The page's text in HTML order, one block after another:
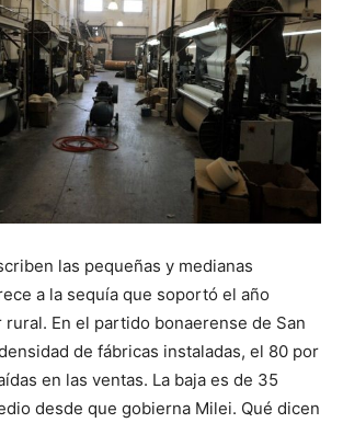
las pequeñas y medianas
a la sequía que soportó el año
rural. En el partido bonaerense de San
de fábricas instaladas, el 80 por
en las ventas. La baja es de 35
desde que gobierna Milei. Qué dicen